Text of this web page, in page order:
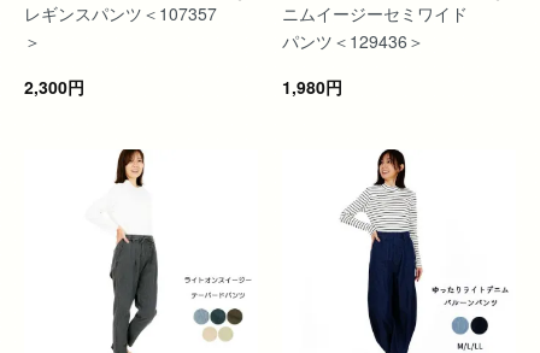
レギンスパンツ＜107357
＞
2,300円
ニムイージーセミワイド
パンツ＜129436＞
1,980円